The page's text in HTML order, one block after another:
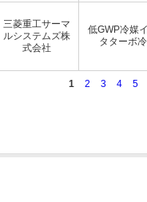
三菱重工サーマ
ルシステムズ株
式会社
低GWP冷媒
タターボ
1 2 3 4 5